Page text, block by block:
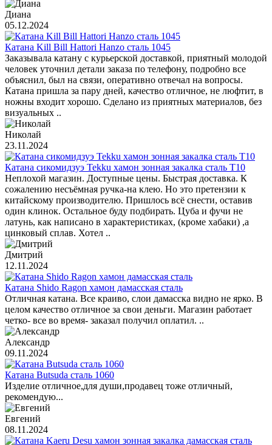
Диана
05.12.2024
Катана Kill Bill Hattori Hanzo сталь 1045
Заказывала катану с курьерской доставкой, приятный молодой
человек уточнил детали заказа по телефону, подробно все
объяснил, был на связи, оперативно отвечал на вопросы.
Катана пришла за пару дней, качество отличное, не люфтит, в
ножны входит хорошо. Сделано из приятных материалов, без
визуальных ..
Николай
23.11.2024
Катана сикомидзуэ Tekku хамон зонная закалка сталь T10
Неплохой магазин. Доступные цены. Быстрая доставка. К
сожалению несъёмная ручка-на клею. Но это претензии к
китайскому производителю. Пришлось всё снести, оставив
один клинок. Остальное буду подбирать. Цуба и фучи не
латунь, как написано в характеристиках, (кроме хабаки) ,а
цинковый сплав. Хотел ..
Дмитрий
12.11.2024
Катана Shido Ragon хамон дамасская сталь
Отличная катана. Все краиво, слои дамасска видно не ярко. В
целом качество отличное за свои деньги. Магазин работает
четко- все во время- заказал получил оплатил. ..
Александр
09.11.2024
Катана Butsuda сталь 1060
Изделие отличное,для души,продавец тоже отличный,
рекомендую...
Евгений
08.11.2024